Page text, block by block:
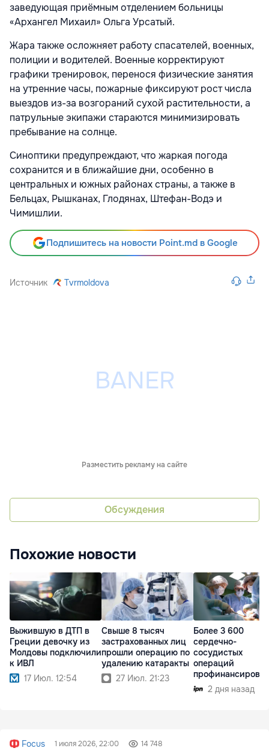
заведующая приёмным отделением больницы
«Архангел Михаил» Ольга Урсатый.
Жара также осложняет работу спасателей, военных,
полиции и водителей. Военные корректируют
графики тренировок, перенося физические занятия
на утренние часы, пожарные фиксируют рост числа
выездов из-за возгораний сухой растительности, а
патрульные экипажи стараются минимизировать
пребывание на солнце.
Синоптики предупреждают, что жаркая погода
сохранится и в ближайшие дни, особенно в
центральных и южных районах страны, а также в
Бельцах, Рышканах, Глодянах, Штефан-Водэ и
Чимишлии.
Подпишитесь на новости Point.md в Google
Источник Tvrmoldova
Разместить рекламу на сайте
Обсуждения
Похожие новости
Выжившую в ДТП в
Греции девочку из
Молдовы подключили
к ИВЛ
17 Июл. 12:54
Свыше 8 тысяч
застрахованных лиц
прошли операцию по
удалению катаракты
27 Июл. 21:23
Более 3 600
сердечно-
сосудистых
операций
НКМС в первом
полугодии
2 дня назад
Focus 1 июля 2026, 22:00 14 748